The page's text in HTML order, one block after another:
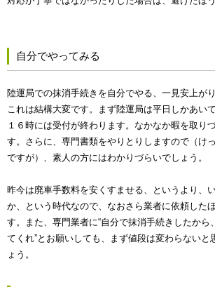
自分でやってみる
陸運局での抹消手続きを自分でやる、一見安上が
これは結構大変です。まず陸運局は平日しかあい
１６時には受付が終わります。なかなか暇を取り
す。さらに、専門書類をやりとりしますので（け
ですが）、素人の方にはわかりづらいでしょう。
昨今は廃車手数料を安くすませる、というより、
か、という時代なので、なおさら業者に依頼した
す。また、専門業者に“自分で抹消手続きしたから
てくれ”とお願いしても、まず値段は変わらないと
ょう。